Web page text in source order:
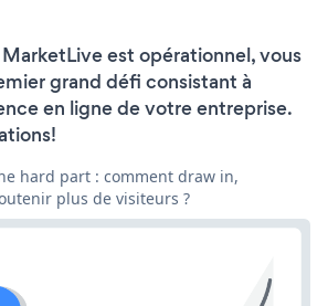
est opérationnel, vous
grand défi consistant à
en ligne de votre entreprise.
hard part : comment draw in,
plus de visiteurs ?